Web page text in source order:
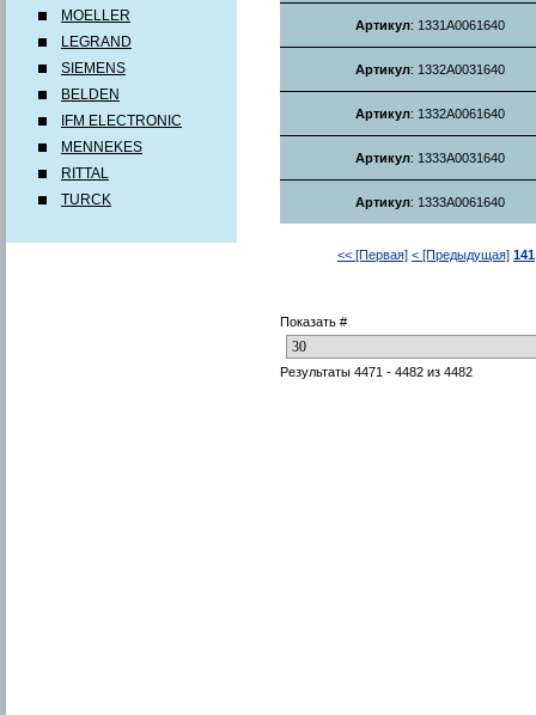
MOELLER
LEGRAND
SIEMENS
BELDEN
IFM ELECTRONIC
MENNEKES
RITTAL
TURCK
Артикул: 1331A0061640
Артикул: 1332A0031640
Артикул: 1332A0061640
Артикул: 1333A0031640
Артикул: 1333A0061640
<< [Первая] < [Предыдущая] 141
Показать #
Результаты 4471 - 4482 из 4482